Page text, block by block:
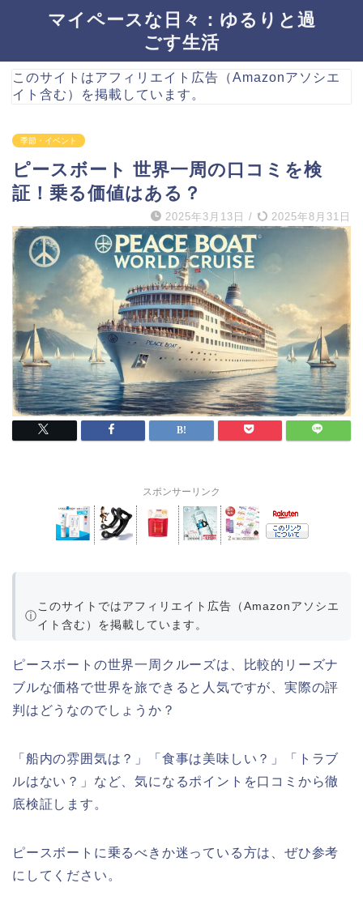
マイペースな日々：ゆるりと過
ごす生活
このサイトはアフィリエイト広告（Amazonアソシエ
イト含む）を掲載しています。
季節・イベント
ピースボート 世界一周の口コミを検
証！乗る価値はある？
2025年3月13日 / 2025年8月31日
スポンサーリンク
ⓘ
このサイトではアフィリエイト広告（Amazonアソシエ
イト含む）を掲載しています。
ピースボートの世界一周クルーズは、比較的リーズナ
ブルな価格で世界を旅できると人気ですが、実際の評
判はどうなのでしょうか？
「船内の雰囲気は？」「食事は美味しい？」「トラブ
ルはない？」など、気になるポイントを口コミから徹
底検証します。
ピースボートに乗るべきか迷っている方は、ぜひ参考
にしてください。